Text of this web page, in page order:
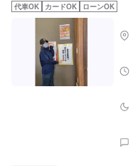
代車OK カードOK ローンOK